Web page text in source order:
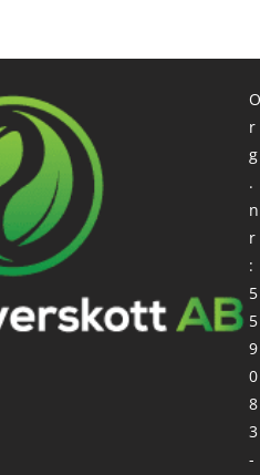
O
r
g
.
n
r
:
5
5
9
0
8
3
-